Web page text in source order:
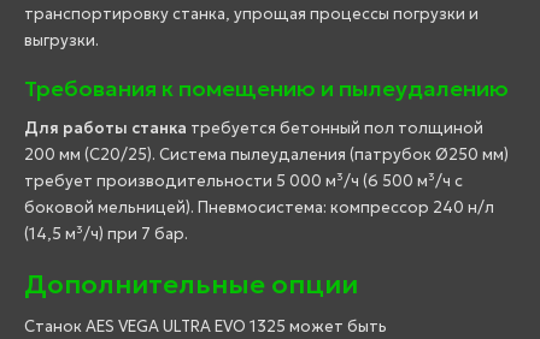
транспортировку станка, упрощая процессы погрузки и
выгрузки.
Требования к помещению и пылеудалению
Для работы станка требуется бетонный пол толщиной
200 мм (C20/25). Система пылеудаления (патрубок Ø250 мм)
требует производительности 5 000 м³/ч (6 500 м³/ч с
боковой мельницей). Пневмосистема: компрессор 240 н/л
(14,5 м³/ч) при 7 бар.
Дополнительные опции
Станок AES VEGA ULTRA EVO 1325 может быть